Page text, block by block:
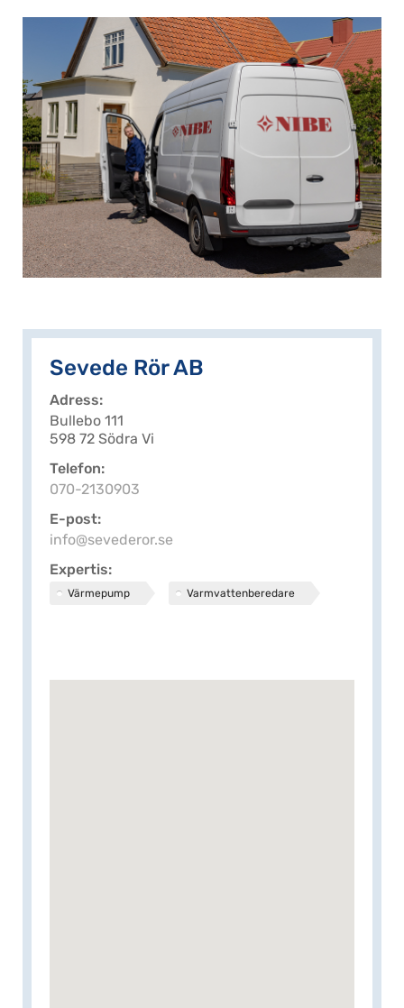
Sevede Rör AB
Adress
Bullebo 111
598 72 Södra Vi
Telefon
070-2130903
E-post
info@sevederor.se
Expertis
Värmepump Varmvattenberedare